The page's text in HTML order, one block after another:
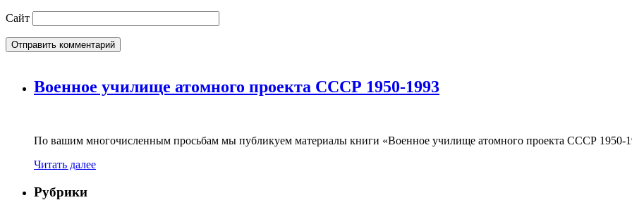
Сайт
Военное училище атомного проекта СССР 1950-1993
По вашим многочисленным просьбам мы публикуем материалы книги «Военное училище атомного проекта СССР 1950-
Читать далее
Рубрики